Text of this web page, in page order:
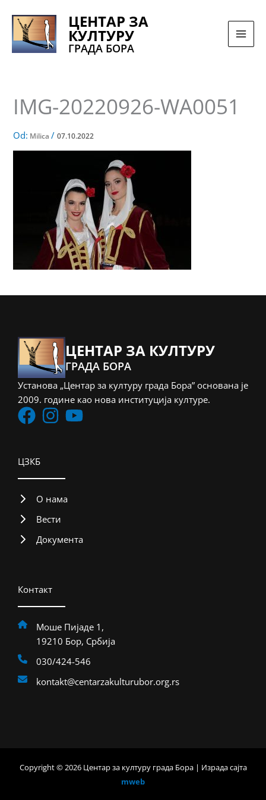
sadržaj
ЦЕНТАР ЗА
КУЛТУРУ
ГРАДА БОРА
IMG-20220926-WA0051
Od: Milica/07.10.2022
ЦЕНТАР ЗА КУЛТУРУ
ГРАДА БОРА
Установа „Центар за културу града Бора” основана је
2009. године као нова институција културе.
ЦЗКБ
О нама
Вести
Документа
Контакт
Моше Пијаде 1,
19210 Бор, Србија
030/424-546
kontakt@centarzakulturubor.org.rs
Copyright © 2026 Центар за културу града Бора | Израда сајта
mweb